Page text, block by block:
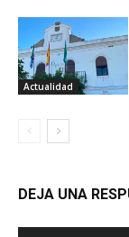
Actualidad
DEJA UNA